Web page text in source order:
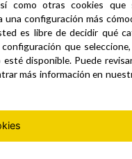
como otras cookies que
configuración más
es libre de decidir qué
que
disponible. Puede
más información en